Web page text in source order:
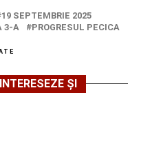
19 SEPTEMBRIE 2025
3-A PROGRESUL PECICA
ȘI